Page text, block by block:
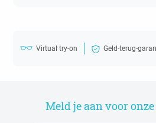
Virtual try-on Geld-terug-
Meld je aan voor